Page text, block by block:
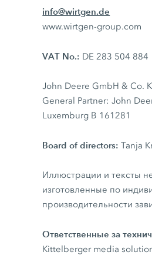
info@wirtgen.de
www.wirtgen-group.com
VAT No.: DE 283 504 884
John Deere GmbH & Co.
General Partner: John
Luxemburg B 161281
Board of directors: Tanja
Иллюстрации и тексты
изготовленные по
производительности
Ответственные за
Kittelberger media